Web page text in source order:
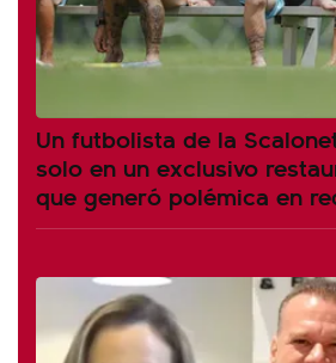
Un futbolista de la
solo en un exclusivo
que generó polémica en